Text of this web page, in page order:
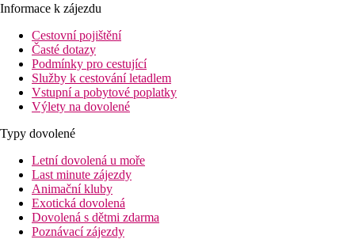
Informace k zájezdu
Cestovní pojištění
Časté dotazy
Podmínky pro cestující
Služby k cestování letadlem
Vstupní a pobytové poplatky
Výlety na dovolené
Typy dovolené
Letní dovolená u moře
Last minute zájezdy
Animační kluby
Exotická dovolená
Dovolená s dětmi zdarma
Poznávací zájezdy